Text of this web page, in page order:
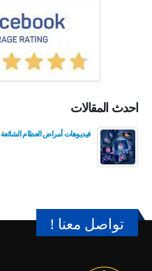
احدث المقالات
فيديوهات أمراض العظام الشائعة
تواصل معنا !